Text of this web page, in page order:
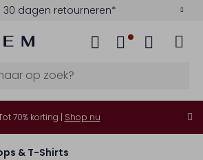
30 dagen retourneren*
70% korting | Shop nu
& T-Shirts